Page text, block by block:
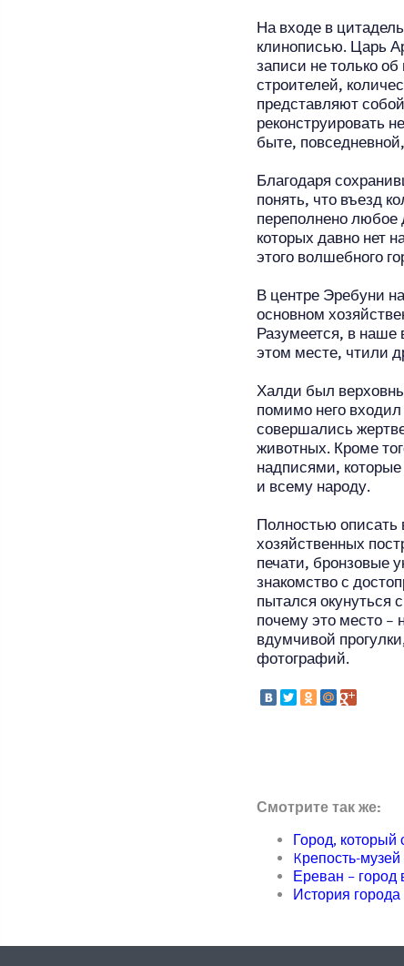
На входе в
клинописью. Царь
записи не только
строителей,
представляют
реконструировать
быте,
Благодаря
понять, что въезд
переполнено любое
которых давно нет
этого волшебного
В центре Эребуни
основном
Разумеется, в наше
этом месте, чтили
Халди был
помимо него
совершались
животных. Кроме
надписями,
и всему народу.
Полностью описать
хозяйственных
печати, бронзовые
знакомство с
пытался окунуться
почему это место –
вдумчивой
фотографий.
Смотрите так же:
Город,
Kрепость-
Ереван – город
История